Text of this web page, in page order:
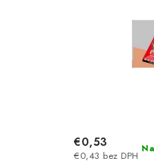
€0,43 bez DPH
€0,53